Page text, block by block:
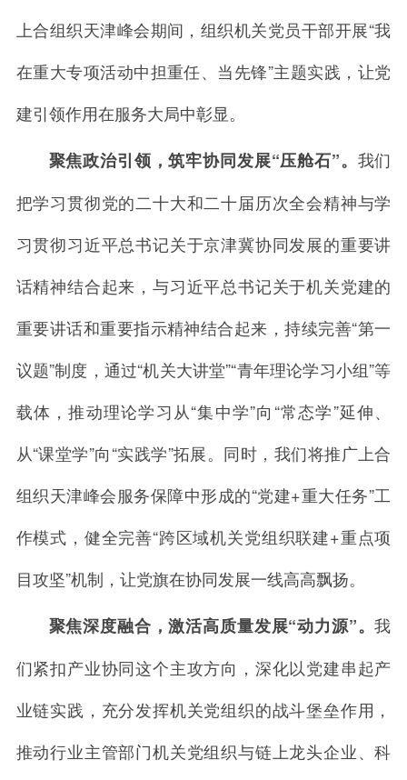
上合组织天津峰会期间，组织机关党员干部开展“我
在重大专项活动中担重任、当先锋”主题实践，让党
建引领作用在服务大局中彰显。
聚焦政治引领，筑牢协同发展“压舱石”。 我们
把学习贯彻党的二十大和二十届历次全会精神与学
习贯彻习近平总书记关于京津冀协同发展的重要讲
话精神结合起来，与习近平总书记关于机关党建的
重要讲话和重要指示精神结合起来，持续完善“第一
议题”制度，通过“机关大讲堂”“青年理论学习小组”等
载体，推动理论学习从“集中学”向“常态学”延伸、
从“课堂学”向“实践学”拓展。同时，我们将推广上合
组织天津峰会服务保障中形成的“党建+重大任务”工
作模式，健全完善“跨区域机关党组织联建+重点项
目攻坚”机制，让党旗在协同发展一线高高飘扬。
聚焦深度融合，激活高质量发展“动力源”。我
们紧扣产业协同这个主攻方向，深化以党建串起产
业链实践，充分发挥机关党组织的战斗堡垒作用，
推动行业主管部门机关党组织与链上龙头企业、科